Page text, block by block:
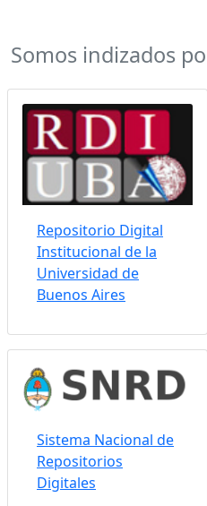
Somos indizados por:
Institucional de la
Universidad de